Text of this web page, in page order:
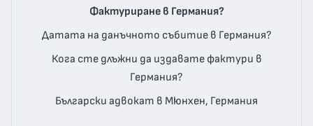
Фактуриране в Германия?
Датата на данъчното събитие в Германия?
Кога сте длъжни да издавате фактури в
Германия?
Български адвокат в Мюнхен, Германия